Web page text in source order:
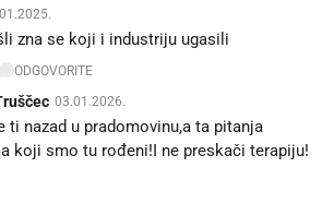
zna se koji i industriju ugasili
ODGOVORITE
Truščec 03.01.2026.
ti nazad u pradomovinu,a ta pitanja
koji smo tu rođeni!I ne preskači terapiju!